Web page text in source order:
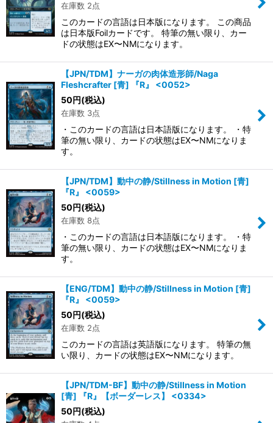
在庫数 2点
このカードの言語は日本版になります。 この商品
は日本版Foilカードです。 特筆の無い限り、カー
ドの状態はEX〜NMになります。
【JPN/TDM】ナーガの肉体造形師/Naga
Fleshcrafter [青] 『R』 <0052>
50円(税込)
在庫数 3点
・このカードの言語は日本語版になります。 ・特
筆の無い限り、カードの状態はEX〜NMになりま
す。
【JPN/TDM】動中の静/Stillness in Motion [青]
『R』 <0059>
50円(税込)
在庫数 8点
・このカードの言語は日本語版になります。 ・特
筆の無い限り、カードの状態はEX〜NMになりま
す。
【ENG/TDM】動中の静/Stillness in Motion [青]
『R』 <0059>
50円(税込)
在庫数 2点
このカードの言語は英語版になります。 特筆の無
い限り、カードの状態はEX〜NMになります。
【JPN/TDM-BF】動中の静/Stillness in Motion
[青] 『R』【ボーダーレス】 <0334>
50円(税込)